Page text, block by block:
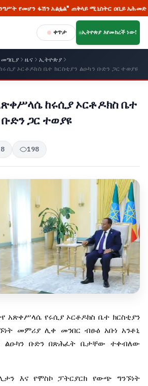
ፋሽን አልፏል" ጠቅላይ ሚኒስትር ዐቢይ አሕመድ (ዶ/ር)
ቀጥታ ኢትዮጵያ እየመከረች ነው!
መግቢያ ዜና
ኢትዮጵያ
ኦርቶዶክስ ቤተ ክርስቲያን ልዑካን ቡድን ጋር ተወያዩ
ከሩሲያ ኦርቶዶክስ ቤተ
ጋር ተወያዩ
198
አጽቀሥላሴ የሩሲያ ኦርቶዶክስ ቤተ ክርስቲያን
መምሪያ ሊቀ መንበር ብፁዕ አቡነ አንቶኒ
ልዑካን ቡድን በጽሕፈት ቤታቸው
ተቀብለው
እና የሞስኮ ፓትርያርክ የውጭ
ግንኙነት